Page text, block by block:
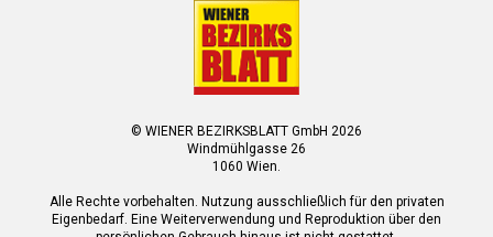
© WIENER BEZIRKSBLATT GmbH 2026
Windmühlgasse 26
1060 Wien.
Alle Rechte vorbehalten. Nutzung ausschließlich für den privaten
Eigenbedarf. Eine Weiterverwendung und Reproduktion über den